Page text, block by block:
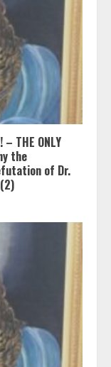
– THE ONLY
the
of Dr.